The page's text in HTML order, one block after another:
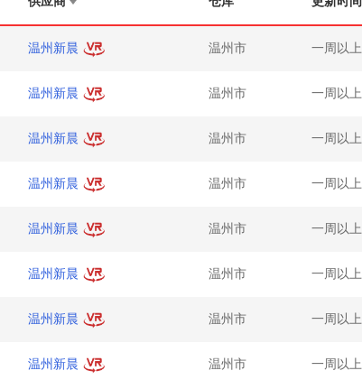
温州新晨 温州市 一周以上
温州新晨 温州市 一周以上
温州新晨 温州市 一周以上
温州新晨 温州市 一周以上
温州新晨 温州市 一周以上
温州新晨 温州市 一周以上
温州新晨 温州市 一周以上
温州新晨 温州市 一周以上